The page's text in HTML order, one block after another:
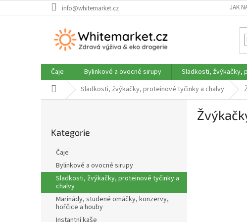
na
info@whitemarket.cz JAK
Čaje Bylinkové a ovocné sirupy Sladkosti, žvýkačky,
Domů Sladkosti, žvýkačky, proteinové tyčinky a chalvy
n
í
kategorie
Kategorie
Čaje
Bylinkové a ovocné sirupy
Sladkosti, žvýkačky, proteinové tyčinky a
chalvy
Marinády, studené omáčky, konzervy,
hořčice a houby
Instantní kaše